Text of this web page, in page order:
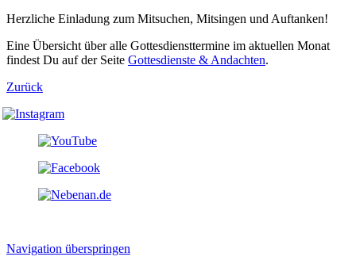
Herzliche Einladung zum Mitsuchen, Mitsingen und Auftanken!
Eine Übersicht über alle Gottesdiensttermine im aktuellen Monat
findest Du auf der Seite Gottesdienste & Andachten.
Zurück
Navigation überspringen